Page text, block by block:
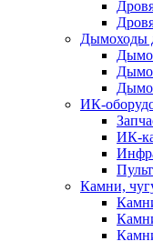
Дымоходы
ИК-
ИК-
Камни,